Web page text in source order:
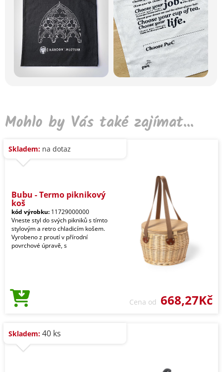
Mohlo by Vás také zajímat...
Skladem: na dotaz
Bubu - Termo piknikový
koš
kód výrobku: 11729000000
Vneste styl do svých pikniků s tímto
stylovým a retro chladicím košem.
Vyrobeno z proutí v přírodní
povrchové úpravě, s
Cena od 668,27Kč
Skladem: 40 ks